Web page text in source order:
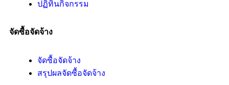
ปฏิทินกิจกรรม
จัดซื้อจัดจ้าง
จัดซื้อจัดจ้าง
สรุปผลจัดซื้อจัดจ้าง